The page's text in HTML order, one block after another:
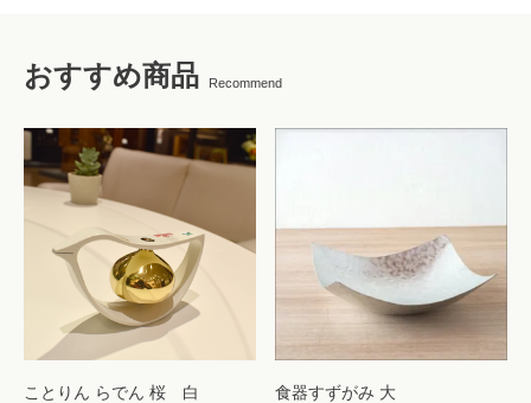
おすすめ商品 Recommend
ことりん らでん 桜 白 食器すずがみ 大